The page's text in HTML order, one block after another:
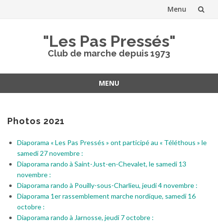
Menu
"Les Pas Pressés"
Club de marche depuis 1973
MENU
contenu
Photos 2021
Diaporama « Les Pas Pressés » ont participé au « Téléthous » le
samedi 27 novembre :
Diaporama rando à Saint-Just-en-Chevalet, le samedi 13
novembre :
Diaporama rando à Pouilly-sous-Charlieu, jeudi 4 novembre :
Diaporama 1er rassemblement marche nordique, samedi 16
octobre :
Diaporama rando à Jarnosse, jeudi 7 octobre :